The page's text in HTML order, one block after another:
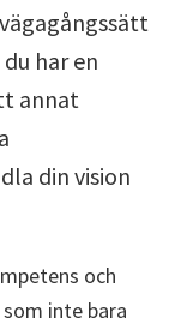
har en
annat
din vision
och
inte bara